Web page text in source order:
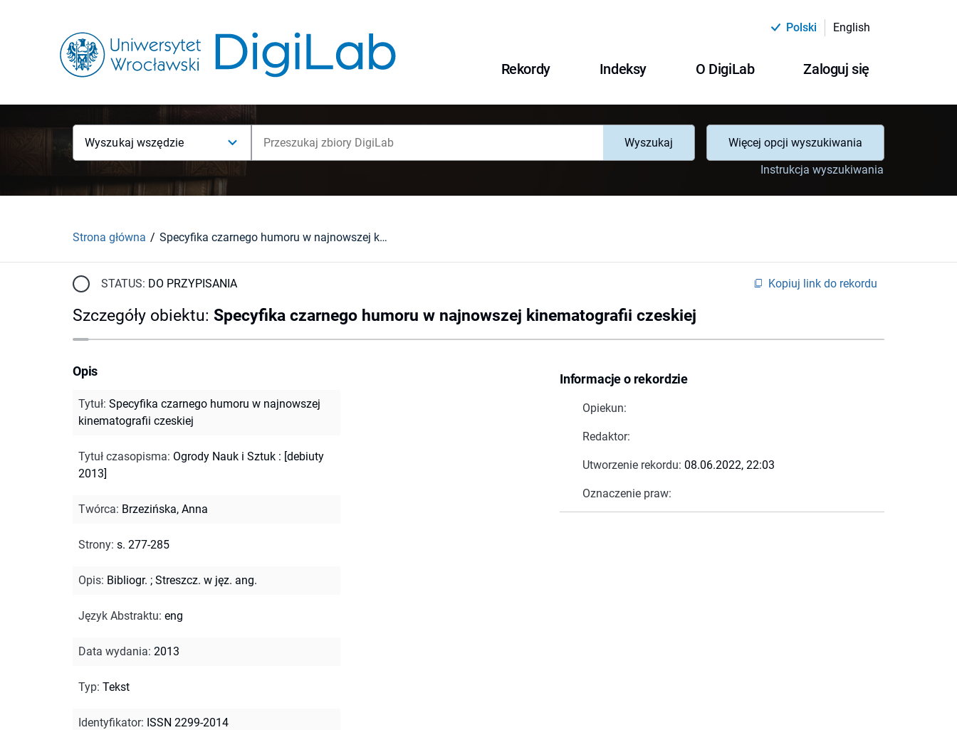
Polski English
Rekordy Indeksy O DigiLab Zaloguj się
Wyszukaj wszędzie Wyszukaj
Więcej opcji wyszukiwania
Instrukcja wyszukiwania
Strona główna Specyfika czarnego humoru w najnowszej kinematografii czeskiej
STATUS: DO PRZYPISANIA Kopiuj link do rekordu
Szczegóły obiektu: Specyfika czarnego humoru w najnowszej kinematografii czeskiej
Informacje o rekordzie
Opiekun:
Redaktor:
Utworzenie rekordu: 08.06.2022, 22:03
Oznaczenie praw:
Opis
Tytuł: Specyfika czarnego humoru w najnowszej
kinematografii czeskiej
Tytuł czasopisma: Ogrody Nauk i Sztuk : [debiuty
2013]
Twórca: Brzezińska, Anna
Strony: s. 277-285
Opis: Bibliogr. ; Streszcz. w jęz. ang.
Język Abstraktu: eng
Data wydania: 2013
Typ: Tekst
Identyfikator: ISSN 2299-2014